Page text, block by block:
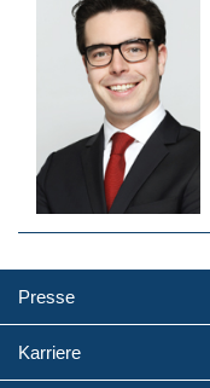
Presse
Karriere